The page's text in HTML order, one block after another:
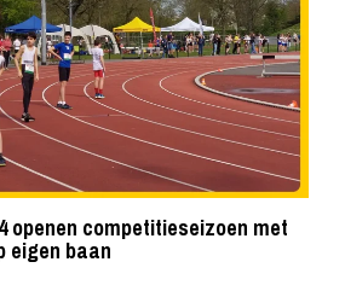
openen competitieseizoen met
eigen baan